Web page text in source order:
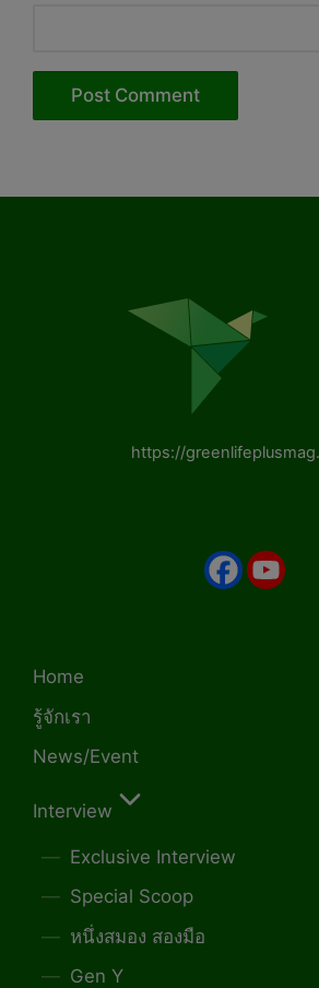
https://
Home
รู้จักเรา
News/Event
Interview
Exclusive Interview
Special Scoop
หนึ่งสมอง สองมือ
Gen Y